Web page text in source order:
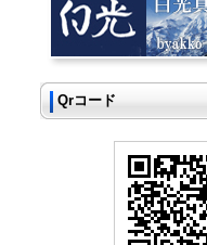
Qrコード